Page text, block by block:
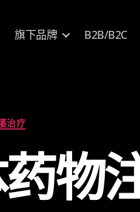
旗下品牌 B2B/B2C
治疗
物